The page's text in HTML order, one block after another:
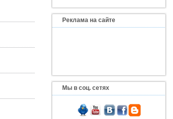
Реклама на сайте
Мы в соц. сетях